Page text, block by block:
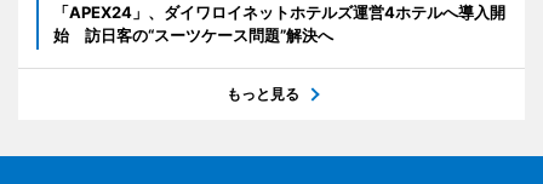
「APEX24」、ダイワロイネットホテルズ運営4ホテルへ導入開
始 訪日客の“スーツケース問題”解決へ
もっと見る